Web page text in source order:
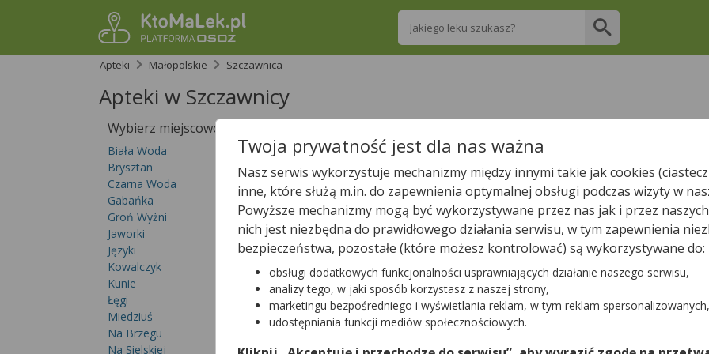
Wpisz nazwę leku
Apteki Małopolskie Szczawnica
Apteki w Szczawnicy
Wybierz miejscowość
Biała Woda
Brysztan
Czarna Woda
Gabańka
Groń Wyżni
Jaworki
Języki
Kowalczyk
Kunie
Łęgi
Miedziuś
Na Brzegu
Na Sielskiej
Wpisz nazwę leku
W Szczawnicy są3apteki.1apteka zgłosiła nam, że jest
Tylko otwarte apteki
Twoja prywatność jest dla nas ważna
Nasz serwis wykorzystuje mechanizmy między innymi takie jak cookies
inne, które służą m.in. do zapewnienia optymalnej obsługi podczas wizyty w
Powyższe mechanizmy mogą być wykorzystywane przez nas jak i przez
nich jest niezbędna do prawidłowego działania serwisu, w tym zapewnienia
bezpieczeństwa, pozostałe (które możesz kontrolować) są wykorzystywane do:
obsługi dodatkowych funkcjonalności usprawniających działanie naszego serwisu,
analizy tego, w jaki sposób korzystasz z naszej strony,
marketingu bezpośredniego i wyświetlania reklam, w tym reklam
udostępniania funkcji mediów społecznościowych.